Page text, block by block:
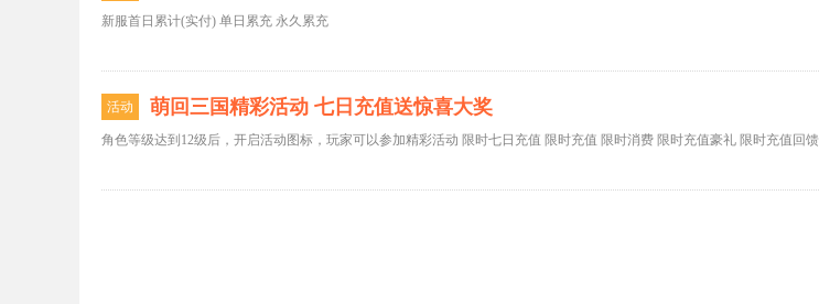
新服首日累计(实付) 单日累充 永久累充
活动 萌回三国精彩活动 七日充值送惊喜大奖
角色等级达到12级后，开启活动图标，玩家可以参加精彩活动 限时七日充值 限时充值 限时消费 限时充值豪礼 限时充值回馈